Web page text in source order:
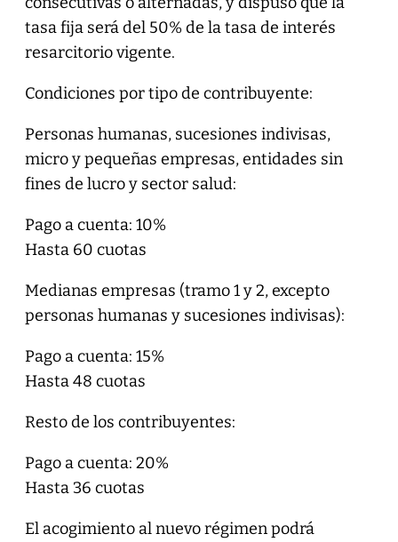
tasa fija será del 50% de la tasa de interés
resarcitorio vigente.
Condiciones por tipo de contribuyente:
Personas humanas, sucesiones indivisas,
micro y pequeñas empresas, entidades sin
fines de lucro y sector salud:
Pago a cuenta: 10%
Hasta 60 cuotas
Medianas empresas (tramo 1 y 2, excepto
personas humanas y sucesiones indivisas):
Pago a cuenta: 15%
Hasta 48 cuotas
Resto de los contribuyentes:
Pago a cuenta: 20%
Hasta 36 cuotas
El acogimiento al nuevo régimen podrá